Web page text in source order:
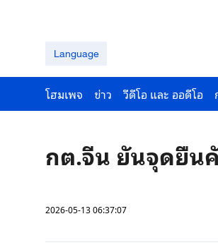
Language
โฮมเพจ ข่าว วีดีโอ และ ออดีโอ
กต.จีน ยันจุดยืน
2026-05-13 06:37:07